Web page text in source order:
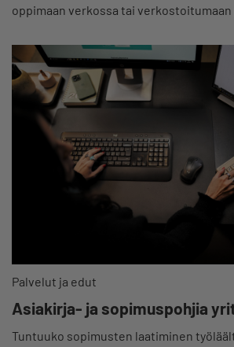
oppimaan verkossa tai verkostoitumaan
Palvelut ja edut
Asiakirja- ja sopimuspohjia
Tuntuuko sopimusten laatiminen